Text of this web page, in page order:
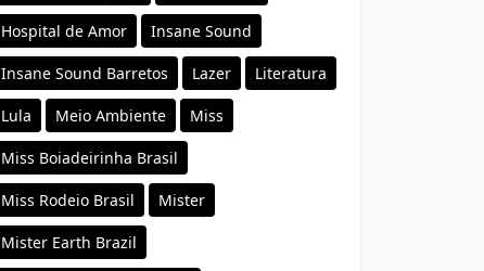
Hospital de Amor Insane Sound
Insane Sound Barretos Lazer Literatura
Lula Meio Ambiente Miss
Miss Boiadeirinha Brasil
Miss Rodeio Brasil Mister
Mister Earth Brazil